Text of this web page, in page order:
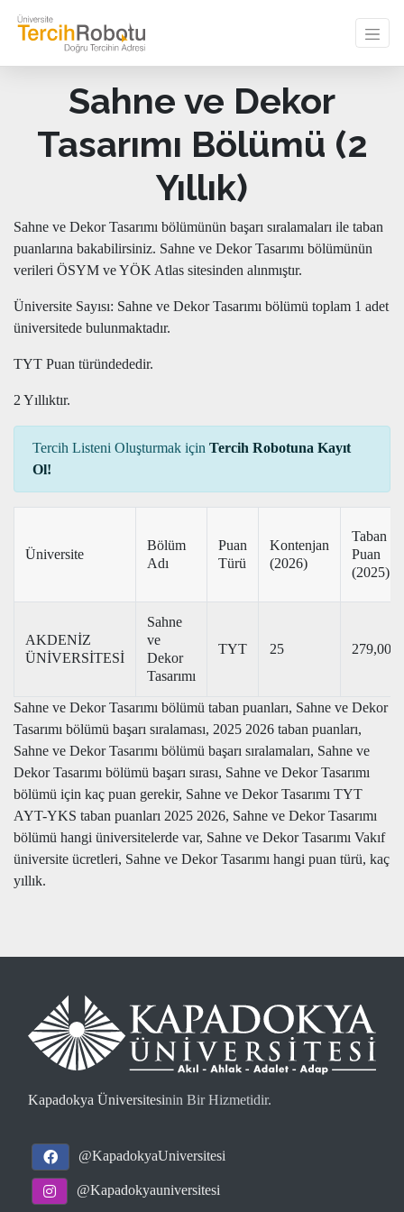
Sahne ve Dekor
Tasarımı Bölümü (2
Yıllık)
Sahne ve Dekor Tasarımı bölümünün başarı sıralamaları ile taban
puanlarına bakabilirsiniz. Sahne ve Dekor Tasarımı bölümünün
verileri ÖSYM ve YÖK Atlas sitesinden alınmıştır.
Üniversite Sayısı: Sahne ve Dekor Tasarımı bölümü toplam 1 adet
üniversitede bulunmaktadır.
TYT Puan türündededir.
2 Yıllıktır.
Tercih Listeni Oluşturmak için Tercih Robotuna Kayıt
Ol!
Üniversite
Bölüm
Adı
Puan
Türü
Kontenjan
(2026)
Taban
Puan
(2025)
AKDENİZ
ÜNİVERSİTESİ
Sahne
ve
Dekor
Tasarımı
TYT 25 279,00
Sahne ve Dekor Tasarımı bölümü taban puanları, Sahne ve Dekor
Tasarımı bölümü başarı sıralaması, 2025 2026 taban puanları,
Sahne ve Dekor Tasarımı bölümü başarı sıralamaları, Sahne ve
Dekor Tasarımı bölümü başarı sırası, Sahne ve Dekor Tasarımı
bölümü için kaç puan gerekir, Sahne ve Dekor Tasarımı TYT
AYT-YKS taban puanları 2025 2026, Sahne ve Dekor Tasarımı
bölümü hangi üniversitelerde var, Sahne ve Dekor Tasarımı Vakıf
üniversite ücretleri, Sahne ve Dekor Tasarımı hangi puan türü, kaç
yıllık.
Kapadokya Üniversitesinin Bir Hizmetidir.
@KapadokyaUniversitesi
@Kapadokyauniversitesi